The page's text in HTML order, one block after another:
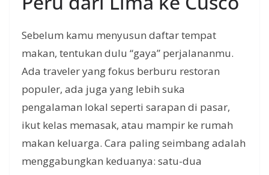
Sebelum kamu menyusun daftar tempat
makan, tentukan dulu “gaya” perjalananmu.
Ada traveler yang fokus berburu restoran
populer, ada juga yang lebih suka
pengalaman lokal seperti sarapan di pasar,
ikut kelas memasak, atau mampir ke rumah
makan keluarga. Cara paling seimbang adalah
menggabungkan keduanya: satu-dua